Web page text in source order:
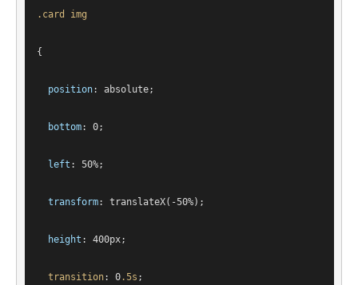
.card img
{
position: absolute;
bottom: 0;
left : 50%;
transform: translateX(-50%);
height : 400px;
transition: 0.5s ;